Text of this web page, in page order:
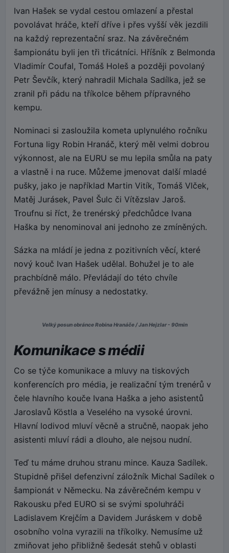
Ivan Hašek se vydal cestou omlazení a přestal
povolávat hráče, kteří dříve i přes vyšší věk jezdili
na každý reprezentační sraz. Na závěrečném
šampionátu byli jen tři třicátníci. Hříšník z Belmonda
Vladimír Coufal, Tomáš Holeš a později povolaný
Petr Ševčík, který nahradil Michala Sadílka, jež se
zranil při pádu na tříkolce během přípravného
kempu.
Nominaci si zasloužila kometa uplynulého ročníku
Fortuna ligy Robin Hranáč, který měl velmi dobrou
výkonnost, ale na EURU se mu lepila smůla na paty
a vlastně i na ruce. Můžeme jmenovat další mladé
pušky, jako je například Martin Vitík, Tomáš Vlček,
Matěj Jurásek, Pavel Šulc či Vítězslav Jaroš.
Troufnu si říct, že trenérský předchůdce Ivana
Haška by nenominoval ani jednoho ze zmíněných.
Sázka na mládí je jedna z pozitivních věcí, které
nový kouč Ivan Hašek udělal. Bohužel je to ale
prachbídně málo. Převládají do této chvíle
převážně jen mínusy a nedostatky.
Velký posun obránce Robina Hranáče / Jan Hejzlar - 90min
Komunikace s médii
Co se týče komunikace a mluvy na tiskových
konferencích pro média, je realizační tým trenérů v
čele hlavního kouče Ivana Haška a jeho asistentů
Jaroslavů Köstla a Veselého na vysoké úrovni.
Hlavní lodivod mluví věcně a stručně, naopak jeho
asistenti mluví rádi a dlouho, ale nejsou nudní.
Teď tu máme druhou stranu mince. Kauza Sadílek.
Stupidně přišel defenzivní záložník Michal Sadílek o
šampionát v Německu. Na závěrečném kempu v
Rakousku před EURO si se svými spoluhráči
Ladislavem Krejčím a Davidem Juráskem v době
osobního volna vyrazili na tříkolky. Nemusíme už
zmiňovat jeho přibližně šedesát stehů v oblasti